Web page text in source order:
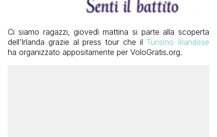
Ci siamo ragazzi, giovedì mattina si parte alla scoperta
dell’Irlanda grazie al press tour che il Turismo Irlandese
ha organizzato appositamente per VoloGratis.org.